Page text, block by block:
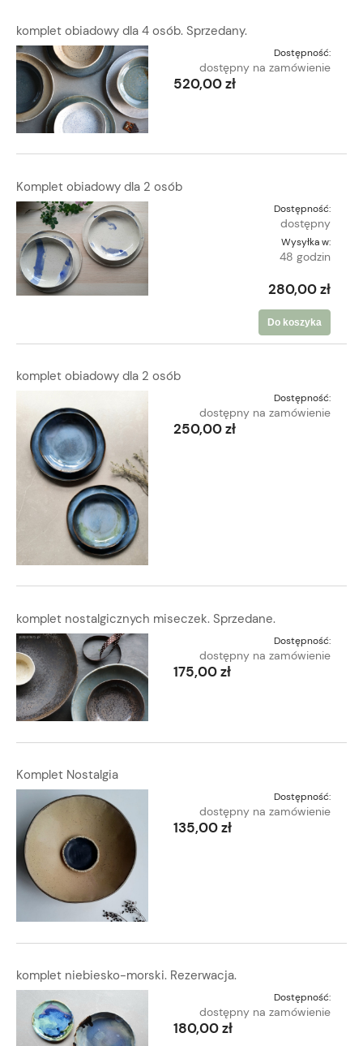
komplet obiadowy dla 4 osób. Sprzedany.
Dostępność:
dostępny na zamówienie
520,00 zł
Komplet obiadowy dla 2 osób
Dostępność:
dostępny
Wysyłka w:
48 godzin
280,00 zł
Do koszyka
komplet obiadowy dla 2 osób
Dostępność:
dostępny na zamówienie
250,00 zł
komplet nostalgicznych miseczek. Sprzedane.
Dostępność:
dostępny na zamówienie
175,00 zł
Komplet Nostalgia
Dostępność:
dostępny na zamówienie
135,00 zł
komplet niebiesko-morski. Rezerwacja.
Dostępność:
dostępny na zamówienie
180,00 zł